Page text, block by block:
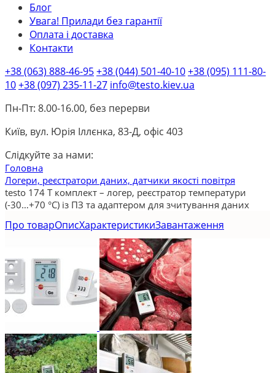
Блог
Увага! Прилади без гарантії
Оплата і доставка
Контакти
+38 (063) 888-46-95+38 (044) 501-40-10+38 (095) 111-80-
10+38 (097) 235-11-27 info@testo.kiev.ua
Пн-Пт: 8.00-16.00, без перерви
Київ, вул. Юрія Іллєнка, 83-Д, офіс 403
Слідкуйте за нами:
Головна
Логери, реєстратори даних, датчики якості повітря
testo 174 T комплект – логер, реєстратор температури
(-30…+70 °C) із ПЗ та адаптером для зчитування даних
Про товарОписХарактеристикиЗавантаження